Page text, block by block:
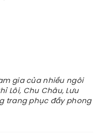
gia của nhiều ngôi
Lôi, Chu Châu, Lưu
trang phục đầy phong